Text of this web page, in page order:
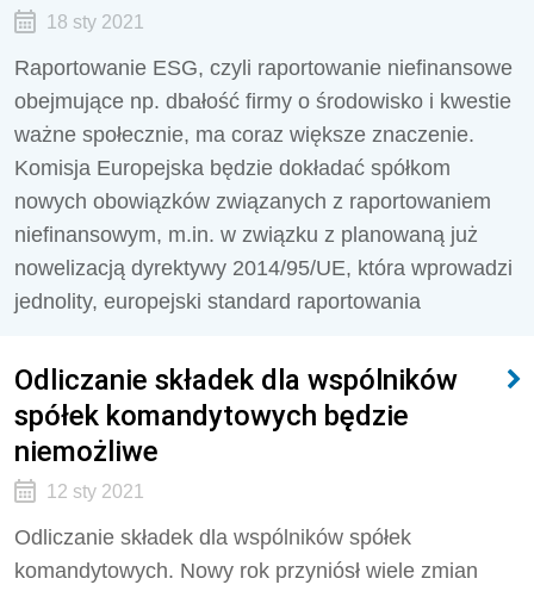
18 sty 2021
Raportowanie ESG, czyli raportowanie niefinansowe
obejmujące np. dbałość firmy o środowisko i kwestie
ważne społecznie, ma coraz większe znaczenie.
Komisja Europejska będzie dokładać spółkom
nowych obowiązków związanych z raportowaniem
niefinansowym, m.in. w związku z planowaną już
nowelizacją dyrektywy 2014/95/UE, która wprowadzi
jednolity, europejski standard raportowania
Odliczanie składek dla wspólników
spółek komandytowych będzie
niemożliwe
12 sty 2021
Odliczanie składek dla wspólników spółek
komandytowych. Nowy rok przyniósł wiele zmian